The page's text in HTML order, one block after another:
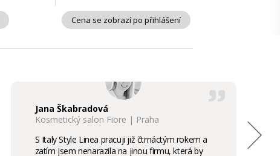
Cena se zobrazí po přihlášení
Jana Škabradová
Kosmetický salon Fiore | Praha
S Italy Style Linea pracuji již čtrnáctým rokem a
zatím jsem nenarazila na jinou firmu, která by